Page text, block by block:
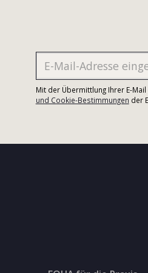
Mit der Übermittlung Ihrer E-
und Cookie-Bestimmungen der